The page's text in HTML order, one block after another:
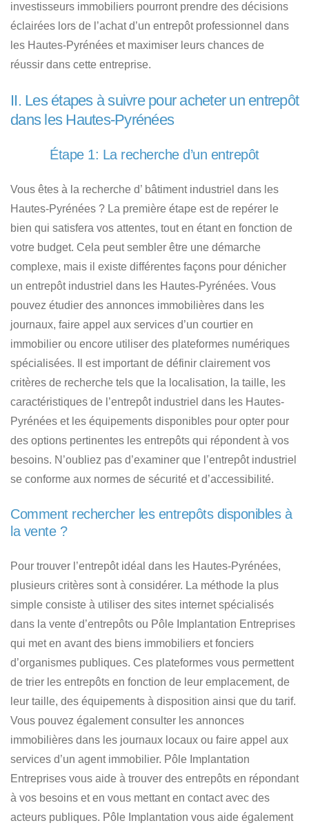
investisseurs immobiliers pourront prendre des décisions
éclairées lors de l’achat d’un entrepôt professionnel dans
les Hautes-Pyrénées et maximiser leurs chances de
réussir dans cette entreprise.
II. Les étapes à suivre pour acheter un entrepôt
dans les Hautes-Pyrénées
Étape 1: La recherche d’un entrepôt
Vous êtes à la recherche d’ bâtiment industriel dans les
Hautes-Pyrénées ? La première étape est de repérer le
bien qui satisfera vos attentes, tout en étant en fonction de
votre budget. Cela peut sembler être une démarche
complexe, mais il existe différentes façons pour dénicher
un entrepôt industriel dans les Hautes-Pyrénées. Vous
pouvez étudier des annonces immobilières dans les
journaux, faire appel aux services d’un courtier en
immobilier ou encore utiliser des plateformes numériques
spécialisées. Il est important de définir clairementvos
critères de recherche tels que la localisation, la taille, les
caractéristiques de l’entrepôt industriel dans les Hautes-
Pyrénées et les équipements disponibles pour opter pour
des options pertinentes les entrepôts qui répondent à vos
besoins. N’oubliez pas d’examiner que l’entrepôt industriel
se conforme aux normes de sécurité et d’accessibilité.
Comment rechercher les entrepôts disponibles à
la vente ?
Pour trouver l’entrepôt idéal dans les Hautes-Pyrénées,
plusieurs critères sont à considérer. La méthode la plus
simple consiste à utiliser des sites internet spécialisés
dans la vente d’entrepôts ou Pôle Implantation Entreprises
qui met en avant des biens immobiliers et fonciers
d’organismes publiques. Ces plateformes vous permettent
de trier les entrepôts en fonction de leur emplacement, de
leur taille, des équipements à disposition ainsi que du tarif.
Vous pouvez également consulter les annonces
immobilières dans les journaux locaux ou faire appel aux
services d’un agent immobilier. Pôle Implantation
Entreprises vous aide à trouver des entrepôts en répondant
à vos besoins et en vous mettant en contact avec des
acteurs publiques. Pôle Implantation vous aide également